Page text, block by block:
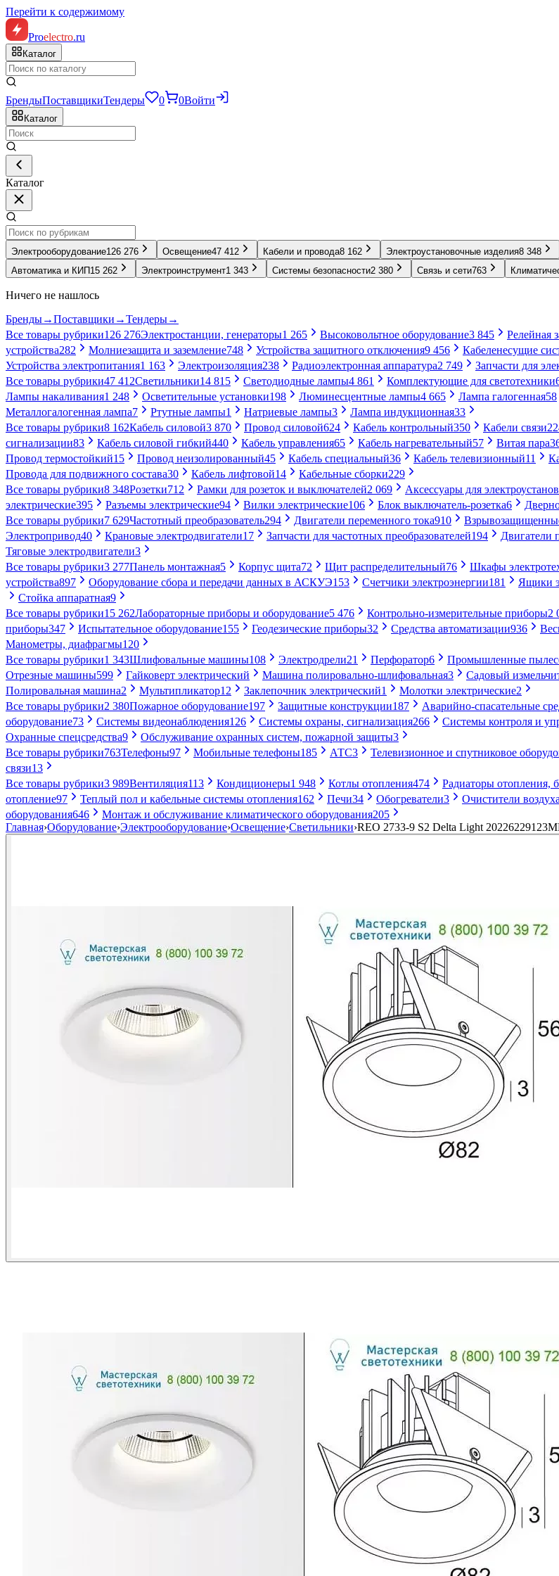
Перейти к содержимому
Proelectro.ru
Каталог
БрендыПоставщикиТендеры 0 0Войти
Каталог
Каталог
Электрооборудование126 276 Освещение47 412 Кабели и провода8 162 Электроустановочные изделия8 348
Автоматика и КИП 15 262 Электроинструмент1 343 Системы безопасности2 380 Связь и сети763
Ничего не нашлось
Бренды→Поставщики →Тендеры→
Все товары рубрики126 276Электростанции, генераторы1 265 Высоковольтное оборудование3 845 Релейная
устройства282 Молниезащита и заземление748 Устройства защитного отключения9 456 Кабеленесущие
Устройства электропитания1 163 Электроизоляция238 Радиоэлектронная аппаратура2 749 Запчасти для
Все товары рубрики47 412Светильники14 815 Светодиодные лампы4 861 Комплектующие для светотехники
Лампы накаливания1 248 Осветительные установки198 Люминесцентные лампы4 665 Лампа галогенная58
Металлогалогенная лампа7 Ртутные лампы1 Натриевые лампы3 Лампа индукционная33
Все товары рубрики8 162Кабель силовой3 870 Провод силовой624 Кабель контрольный350 Кабели связи
сигнализации83 Кабель силовой гибкий440 Кабель управления65 Кабель нагревательный57 Витая пара
Провод термостойкий15 Провод неизолированный45 Кабель специальный36 Кабель телевизионный11
Провода для подвижного состава30 Кабель лифтовой14 Кабельные сборки229
Все товары рубрики8 348Розетки712 Рамки для розеток и выключателей2 069 Аксессуары для
электрические395 Разъемы электрические94 Вилки электрические106 Блок выключатель-розетка6
Все товары рубрики7 629Частотный преобразователь294 Двигатели переменного тока910
Электропривод40 Крановые электродвигатели17 Запчасти для частотных преобразователей194 Двигатели
Тяговые электродвигатели3
Все товары рубрики3 277Панель монтажная5 Корпус щита72 Щит распределительный76 Шкафы
устройства897 Оборудование сбора и передачи данных в АСКУЭ153 Счетчики электроэнергии181 Ящики
Стойка аппаратная9
Все товары рубрики15 262Лабораторные приборы и оборудование5 476 Контрольно-измерительные приборы2
приборы347 Испытательное оборудование155 Геодезические приборы32 Средства автоматизации936
Манометры, диафрагмы120
Все товары рубрики1 343Шлифовальные машины108 Электродрели21 Перфоратор6 Промышленные
Отрезные машины599 Гайковерт электрический Машина полировально-шлифовальная3 Садовый
Полировальная машина2 Мультипликатор12 Заклепочник электрический1 Молотки электрические2
Все товары рубрики2 380Пожарное оборудование197 Защитные конструкции187 Аварийно-спасательные
оборудование73 Системы видеонаблюдения126 Системы охраны, сигнализация266 Системы контроля и
Охранные спецсредства9 Обслуживание охранных систем, пожарной защиты3
Все товары рубрики763Телефоны97 Мобильные телефоны185 АТС3 Телевизионное и спутниковое
связи13
Все товары рубрики3 989Вентиляция113 Кондиционеры1 948 Котлы отопления474 Радиаторы отопления,
отопление97 Теплый пол и кабельные системы отопления162 Печи34 Обогреватели3 Очистители воздуха
оборудования646 Монтаж и обслуживание климатического оборудования205
Главная›Оборудование›Электрооборудование›Освещение›Светильники›REO 2733-9 S2 Delta Light